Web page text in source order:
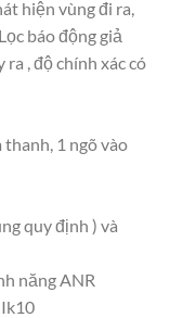
hiện vùng đi ra,
báo động giả
, độ chính xác có
1 ngõ vào
quy định ) và
năng ANR